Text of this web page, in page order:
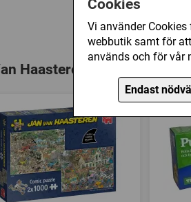
Cookies
Vi använder
webbutik samt för
används och för vår
Endast
Haasteren: 2 x 1000